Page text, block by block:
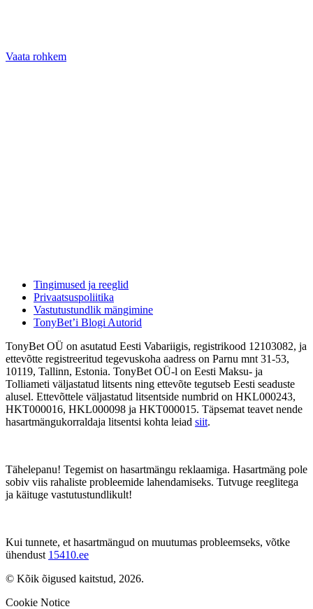
Vaata rohkem
Tingimused ja reeglid
Privaatsuspoliitika
Vastutustundlik mängimine
TonyBet’i Blogi Autorid
TonyBet OÜ on asutatud Eesti Vabariigis, registrikood 12103082, ja
ettevõtte registreeritud tegevuskoha aadress on Parnu mnt 31-53,
10119, Tallinn, Estonia. TonyBet OÜ-l on Eesti Maksu- ja
Tolliameti väljastatud litsents ning ettevõte tegutseb Eesti seaduste
alusel. Ettevõttele väljastatud litsentside numbrid on HKL000243,
HKT000016, HKL000098 ja HKT000015. Täpsemat teavet nende
hasartmängukorraldaja litsentsi kohta leiad siit.
Tähelepanu! Tegemist on hasartmängu reklaamiga. Hasartmäng pole
sobiv viis rahaliste probleemide lahendamiseks. Tutvuge reeglitega
ja käituge vastutustundlikult!
Kui tunnete, et hasartmängud on muutumas probleemseks, võtke
ühendust 15410.ee
© Kõik õigused kaitstud, 2026.
Cookie Notice